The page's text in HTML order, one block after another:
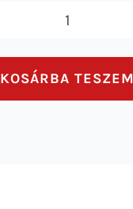
75
KOSÁRBA TESZEM